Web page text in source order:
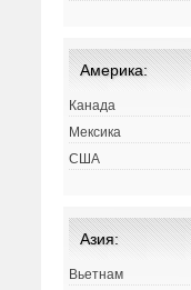
Америка:
Канада
Мексика
США
Азия:
Вьетнам